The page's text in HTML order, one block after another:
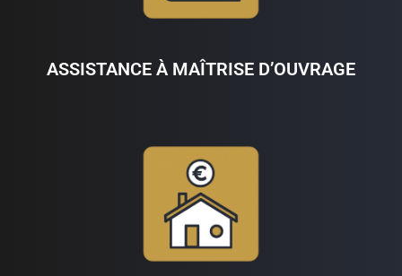
ASSISTANCE À MAÎTRISE D’OUVRAGE